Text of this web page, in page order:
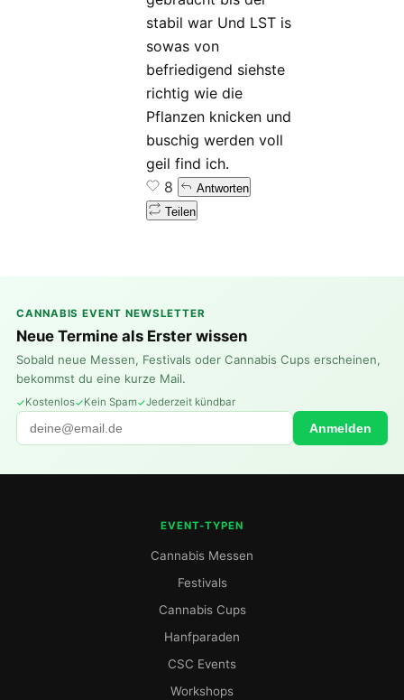
stabil war Und LST is
sowas von
befriedigend siehste
richtig wie die
Pflanzen knicken und
buschig werden voll
geil find ich.
8
Antworten
Teilen
CANNABIS EVENT NEWSLETTER
Neue Termine als Erster wissen
Sobald neue Messen, Festivals oder Cannabis Cups erscheinen,
bekommst du eine kurze Mail.
Kostenlos Kein Spam Jederzeit kündbar
Anmelden
EVENT-TYPEN
Cannabis Messen
Festivals
Cannabis Cups
Hanfparaden
CSC Events
Workshops